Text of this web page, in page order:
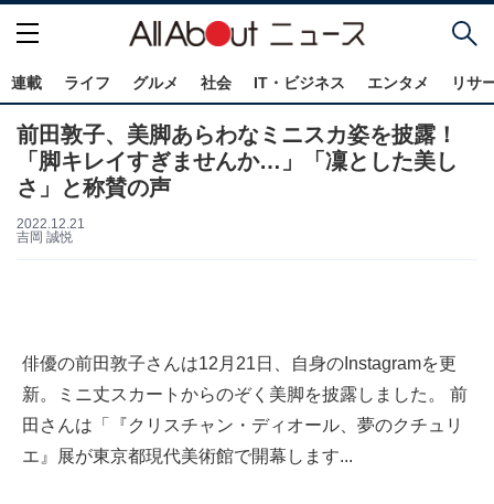
連載 ライフ グルメ 社会 IT・ビジネス エンタメ リサ
前田敦子、美脚あらわなミニスカ姿を披露！
「脚キレイすぎませんか…」「凜とした美し
さ」と称賛の声
2022.12.21
吉岡 誠悦
俳優の前田敦子さんは12月21日、自身のInstagramを更
新。ミニ丈スカートからのぞく美脚を披露しました。 前
田さんは「『クリスチャン・ディオール、夢のクチュリ
エ』展が東京都現代美術館で開幕します...